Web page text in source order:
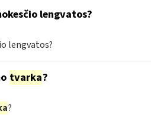
lengvatos?
lengvatos?
tvarka?
?